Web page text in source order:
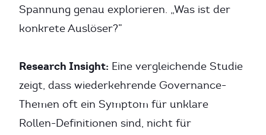
Spannung genau explorieren. „Was ist der
konkrete Auslöser?”
Research Insight: Eine vergleichende Studie
zeigt, dass wiederkehrende Governance-
Themen oft ein Symptom für unklare
Rollen-Definitionen sind, nicht für